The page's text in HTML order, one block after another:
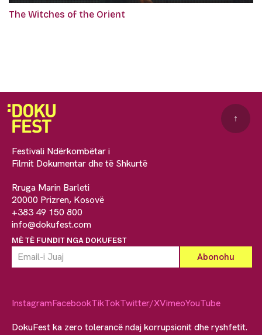
The Witches of the Orient
Festivali Ndërkombëtar i
Filmit Dokumentar dhe të Shkurtë
Rruga Marin Barleti
20000 Prizren, Kosovë
+383 49 150 800
info@dokufest.com
MË TË FUNDIT NGA DOKUFEST
↑
InstagramFacebookTikTokTwitter/XVimeoYouTube
DokuFest ka zero tolerancë ndaj korrupsionit dhe ryshfetit.